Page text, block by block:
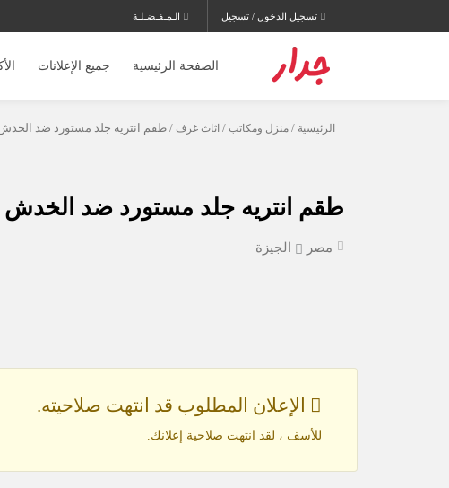
تسجيل الدخول / تسجيل الـمـفـضـلـة
الصفحة الرئيسية جميع الإعلانات
الرئيسية / منزل ومكاتب / اثاث غرف / طقم انتريه جلد مستورد ضد
طقم انتريه جلد مستورد ضد
مصر الجيزة
الإعلان المطلوب قد انتهت صلاحيته.
للأسف ، لقد انتهت صلاحية إعلانك.